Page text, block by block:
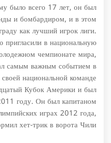
было всего 17 лет, он был
и бомбардиром, и в этом
как лучший игрок лиги.
в национальную
чемпионате мира,
самым важным событием в
национальной команде
Кубок Америки и был
году. Он был капитаном
играх 2012 года,
хет-трик в ворота Чили.